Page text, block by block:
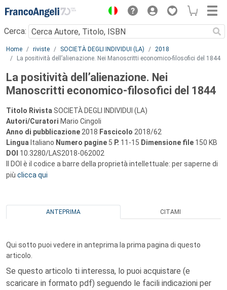
Menu
Cerca:
Main content
Home riviste SOCIETÀ DEGLI INDIVIDUI (LA)
2018
La positività dell’alienazione. Nei Manoscritti economico-filosofici del 1844
La positività dell’alienazione. Nei
Manoscritti economico-filosofici del 1844
Titolo Rivista SOCIETÀ DEGLI INDIVIDUI (LA)
Autori/Curatori Mario Cingoli
Anno di pubblicazione 2018 Fascicolo 2018/62
Lingua Italiano Numero pagine 5 P. 11-15 Dimensione file 150 KB
DOI 10.3280/LAS2018-062002
Il DOI è il codice a barre della proprietà intellettuale: per saperne di
più clicca qui
ANTEPRIMA CITAMI
Qui sotto puoi vedere in anteprima la prima pagina di questo
articolo.
Se questo articolo ti interessa, lo puoi acquistare (e
scaricare in formato pdf) seguendo le facili indicazioni per